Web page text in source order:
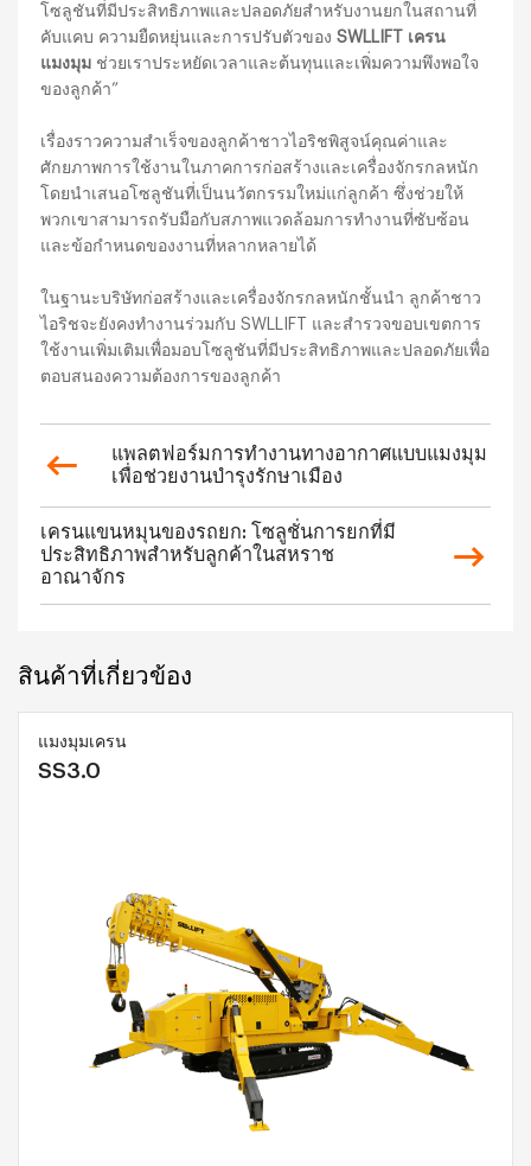
โซลูชันที่มีประสิทธิภาพและปลอดภัยสำหรับงานยกในสถานที่
คับแคบ ความยืดหยุ่นและการปรับตัวของSWLLIFT เครน
แมงมุม ช่วยเราประหยัดเวลาและต้นทุนและเพิ่มความพึงพอใจ
ของลูกค้า”
เรื่องราวความสำเร็จของลูกค้าชาวไอริชพิสูจน์คุณค่าและ
ศักยภาพการใช้งานในภาคการก่อสร้างและเครื่องจักรกลหนัก
โดยนำเสนอโซลูชันที่เป็นนวัตกรรมใหม่แก่ลูกค้า ซึ่งช่วยให้
พวกเขาสามารถรับมือกับสภาพแวดล้อมการทำงานที่ซับซ้อน
และข้อกำหนดของงานที่หลากหลายได้
ในฐานะบริษัทก่อสร้างและเครื่องจักรกลหนักชั้นนำ ลูกค้าชาว
ไอริชจะยังคงทำงานร่วมกับ SWLLIFT และสำรวจขอบเขตการ
ใช้งานเพิ่มเติมเพื่อมอบโซลูชันที่มีประสิทธิภาพและปลอดภัยเพื่อ
ตอบสนองความต้องการของลูกค้า
แพลตฟอร์มการทำงานทางอากาศแบบแมงมุม
เพื่อช่วยงานบำรุงรักษาเมือง
เครนแขนหมุนของรถยก: โซลูชั่นการยกที่มี
ประสิทธิภาพสำหรับลูกค้าในสหราช
อาณาจักร
สินค้าที่เกี่ยวข้อง
แมงมุมเครน
SS3.0